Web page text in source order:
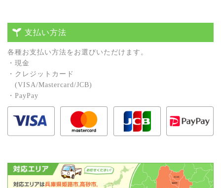
支払い方法
各種お⽀払い⽅法をお選びいただけます。
・現⾦
・クレジットカード
(VISA/Mastercard/JCB)
・PayPay